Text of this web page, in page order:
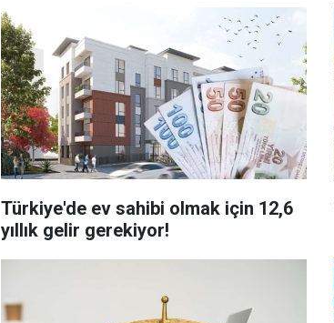
Türkiye'de ev sahibi olmak için 12,6
yıllık gelir gerekiyor!